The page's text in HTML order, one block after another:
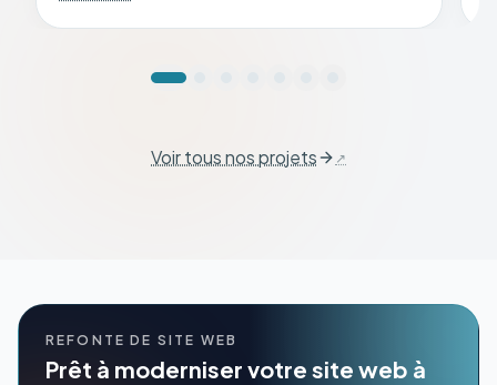
Voir tous nos projets
REFONTE DE SITE WEB
Prêt à moderniser votre site web à